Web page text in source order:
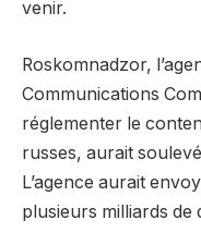
venir.
Roskomnadzor,
Communications
réglementer le
russes, aurait
L’agence aurait
plusieurs milliards de